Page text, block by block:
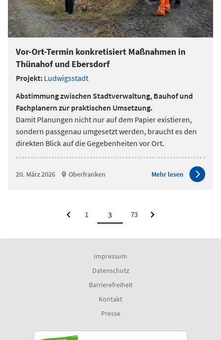
Vor-Ort-Termin konkretisiert Maßnahmen in
Thünahof und Ebersdorf
Projekt: Ludwigsstadt
Abstimmung zwischen Stadtverwaltung, Bauhof und
Fachplanern zur praktischen Umsetzung.
Damit Planungen nicht nur auf dem Papier existieren,
sondern passgenau umgesetzt werden, braucht es den
direkten Blick auf die Gegebenheiten vor Ort.
20. März 2026 Oberfranken Mehr lesen
1 73
Impressum
Datenschutz
Barrierefreiheit
Kontakt
Presse